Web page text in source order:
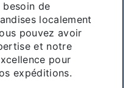
besoin de
localement
pouvez avoir
et notre
pour
expéditions.